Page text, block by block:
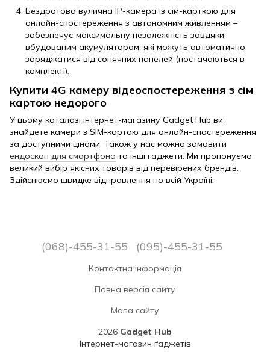
Бездротова вулична IP-камера із сім-карткою для
онлайн-спостереження з автономним живленням –
забезпечує максимальну незалежність завдяки
вбудованим акумуляторам, які можуть автоматично
заряджатися від сонячних панелей (постачаються в
комплекті).
Купити 4G камеру відеоспостереження з сім
картою недорого
У цьому каталозі інтернет-магазину Gadget Hub ви
знайдете камери з SIM-картою для онлайн-спостереження
за доступними цінами. Також у нас можна замовити
ендоскоп для смартфона та інші гаджети. Ми пропонуємо
великий вибір якісних товарів від перевірених брендів.
Здійснюємо швидке відправлення по всій Україні.
(068)-455-31-55 (095)-455-31-55
Контактна інформація
Повна версія сайту
Мапа сайту
2026 Gadget Hub
Інтернет-магазин ґаджетів